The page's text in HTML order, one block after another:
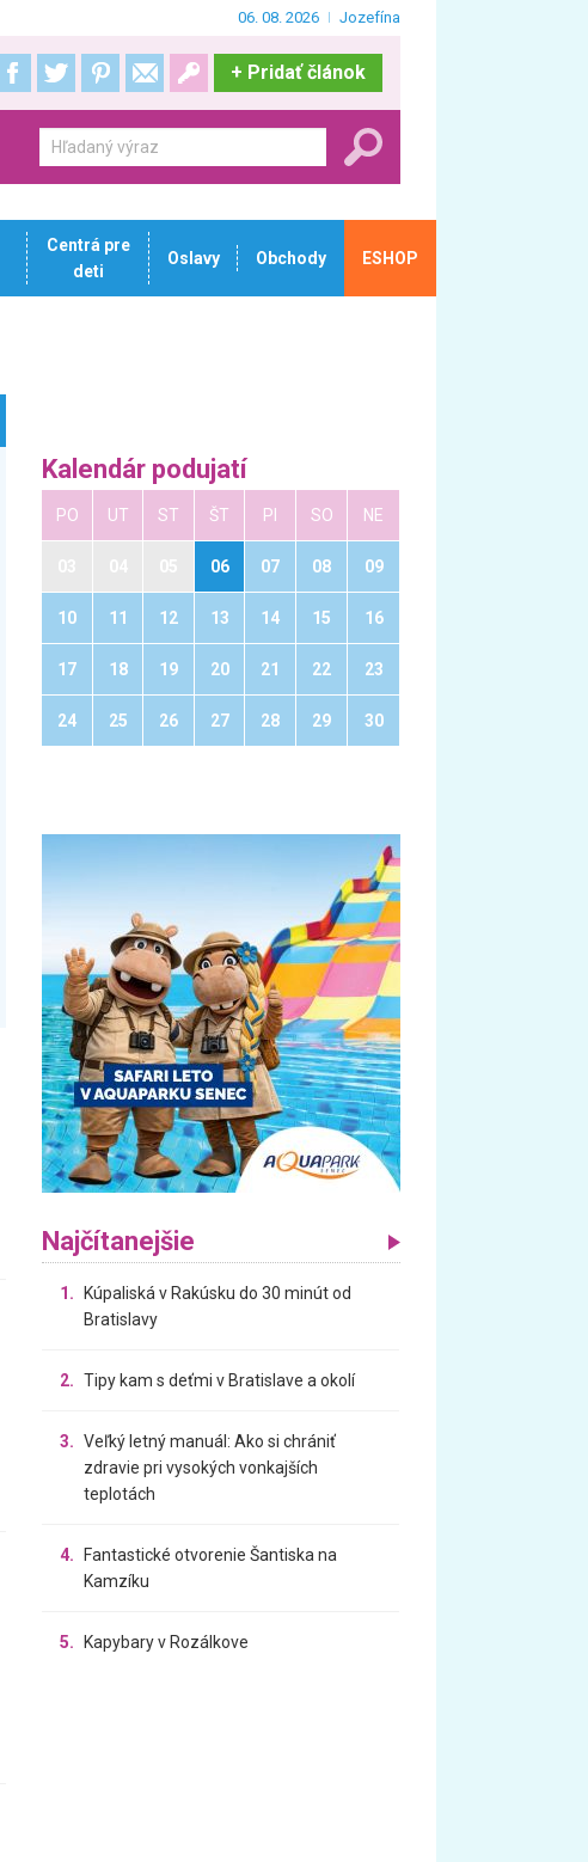
06. 08. 2026 Jozefína
+ Pridať článok
Centrá pre
deti
Oslavy Obchody ESHOP
Kalendár podujatí
PO UT ST ŠT PI SO NE
06 07 08 09
10 11 12 13 14 15 16
17 18 19 20 21 22 23
24 25 26 27 28 29 30
Najčítanejšie
1.
Kúpaliská v Rakúsku do 30 minút od
Bratislavy
2. Tipy kam s deťmi v Bratislave a okolí
3. Veľký letný manuál: Ako si chrániť
zdravie pri vysokých vonkajších
teplotách
4.
Fantastické otvorenie Šantiska na
Kamzíku
5. Kapybary v Rozálkove